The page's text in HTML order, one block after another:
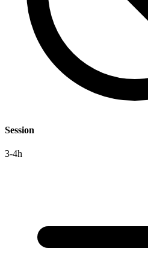
Session
3-4h